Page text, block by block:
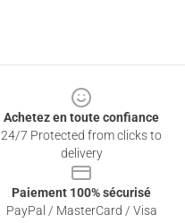
Achetez en toute confiance
24/7 Protected from clicks to
delivery
Paiement 100% sécurisé
PayPal / MasterCard / Visa